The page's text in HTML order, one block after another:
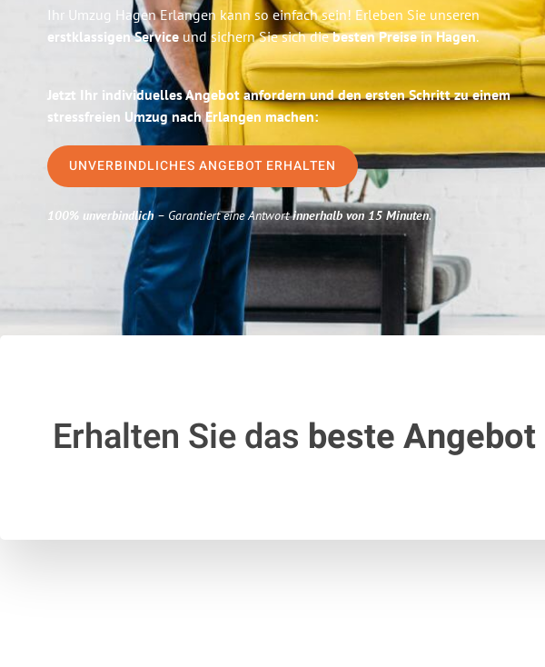
Ihr Umzug Hagen Erlangen kann so einfach sein! Erleben Sie unseren
erstklassigen Service und sichern Sie sich diebesten Preise in Hagen.
Jetzt Ihr individuelles Angebot anfordern und den ersten Schritt zu einem
stressfreien Umzug nach Erlangen machen:
UNVERBINDLICHES ANGEBOT ERHALTEN
100% unverbindlich– Garantiert eine Antwortinnerhalb von 15 Minuten.
Erhalten Sie das beste Angebot